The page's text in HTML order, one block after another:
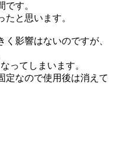
す。
と思います。
影響はないのですが、
ってしまいます。
定なので使用後は消えて